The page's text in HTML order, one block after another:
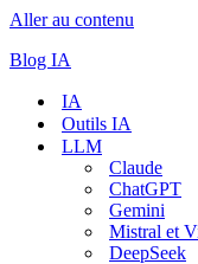
Aller au contenu
Blog IA
IA
Outils IA
LLM
Claude
ChatGPT
Gemini
Mistral et
DeepSeek